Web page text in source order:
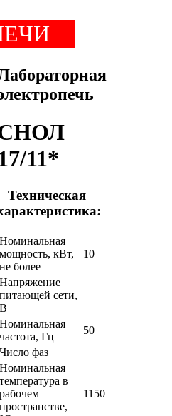
11*
Техническая
Номинальная
мощность, кВт,
не более
10
Напряжение
питающей сети,
В
Номинальная
частота, Гц
50
Число фаз
Номинальная
температура в
рабочем
пространстве,
1150